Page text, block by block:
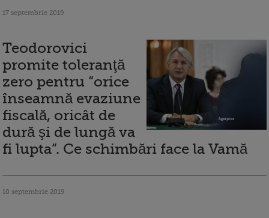
17 septembrie 2019
Teodorovici
promite toleranţă
zero pentru “orice
înseamnă evaziune
fiscală, oricât de
dură şi de lungă va
fi lupta”. Ce schimbări face la Vamă
10 septembrie 2019